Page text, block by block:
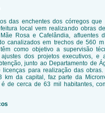
das enchentes dos córregos
local vem realizando obras
Rosa e Cafelândia, afluentes
canalizados em trechos de 560
como objetivo a supervisão
dos projetos executivos, e
junto ao Departamento de
licenças para realização das
km da capital, faz parte da
de cerca de 63 mil habitantes,